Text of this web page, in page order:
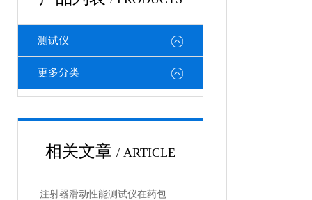
测试仪
更多分类
相关文章 / ARTICLE
注射器滑动性能测试仪在药包材检测中的应用